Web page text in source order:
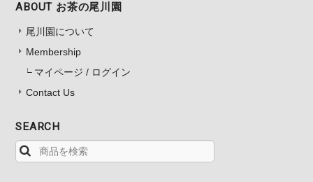
ABOUT お茶の尾川園
尾川園について
Membership
マイページ / ログイン
Contact Us
SEARCH